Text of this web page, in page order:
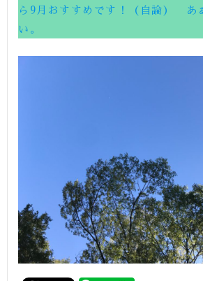
ら9月おすすめです！（自論） あ
い。